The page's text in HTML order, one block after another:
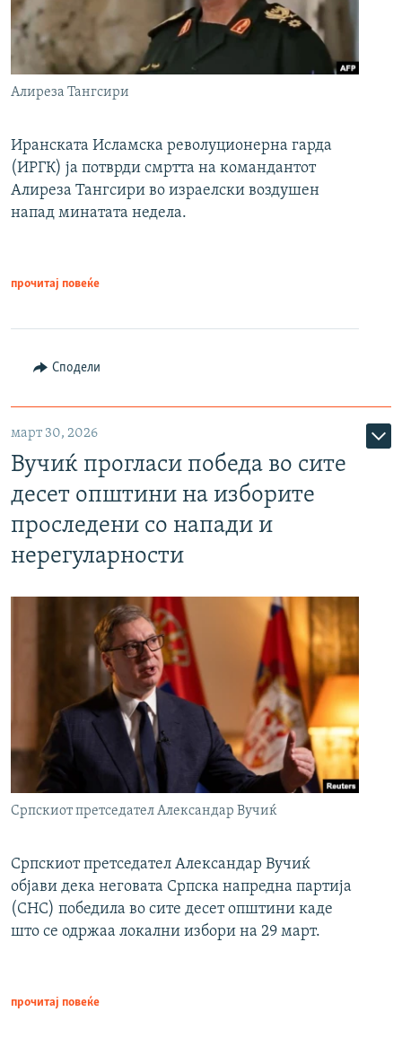
Алиреза Тангсири
Иранската Исламска револуционерна гарда
(ИРГК) ја потврди смртта на командантот
Алиреза Тангсири во израелски воздушен
напад минатата недела.
прочитај повеќе
Сподели
март 30, 2026
Вучиќ прогласи победа во сите
десет општини на изборите
проследени со напади и
нерегуларности
Српскиот претседател Александар Вучиќ
Српскиот претседател Александар Вучиќ
објави дека неговата Српска напредна партија
(СНС) победила во сите десет општини каде
што се одржаа локални избори на 29 март.
прочитај повеќе